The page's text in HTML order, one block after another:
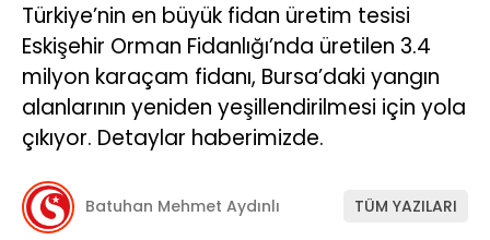
Türkiye’nin en büyük fidan üretim tesisi
Eskişehir Orman Fidanlığı’nda üretilen 3.4
milyon karaçam fidanı, Bursa’daki yangın
alanlarının yeniden yeşillendirilmesi için yola
çıkıyor. Detaylar haberimizde.
Batuhan Mehmet Aydınlı TÜM YAZILARI